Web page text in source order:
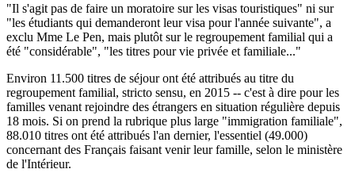
"Il s'agit pas de faire un moratoire sur les visas touristiques" ni sur
"les étudiants qui demanderont leur visa pour l'année suivante", a
exclu Mme Le Pen, mais plutôt sur le regroupement familial qui a
été "considérable", "les titres pour vie privée et familiale..."
Environ 11.500 titres de séjour ont été attribués au titre du
regroupement familial, stricto sensu, en 2015 -- c'est à dire pour les
familles venant rejoindre des étrangers en situation régulière depuis
18 mois. Si on prend la rubrique plus large "immigration familiale",
88.010 titres ont été attribués l'an dernier, l'essentiel (49.000)
concernant des Français faisant venir leur famille, selon le ministère
de l'Intérieur.